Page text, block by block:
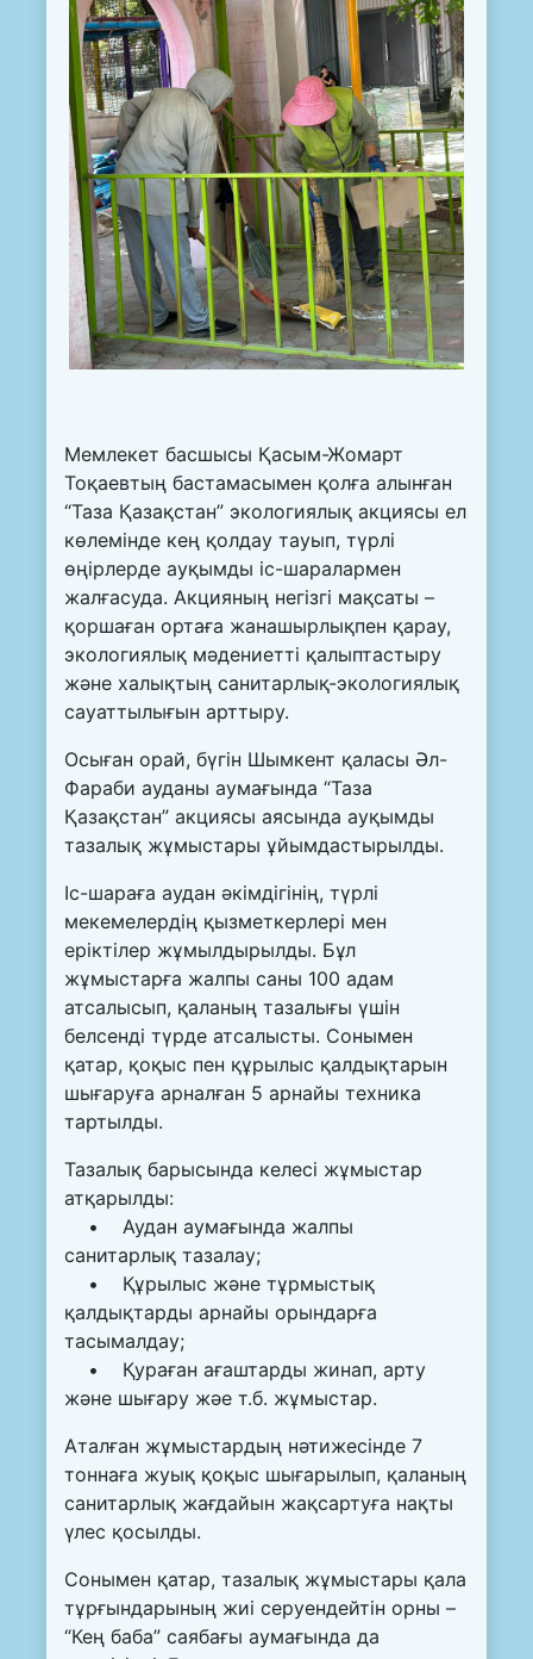
Мемлекет басшысы Қасым-Жомарт
Тоқаевтың бастамасымен қолға алынған
“Таза Қазақстан” экологиялық акциясы ел
көлемінде кең қолдау тауып, түрлі
өңірлерде ауқымды іс-шаралармен
жалғасуда. Акцияның негізгі мақсаты –
қоршаған ортаға жанашырлықпен қарау,
экологиялық мәдениетті қалыптастыру
және халықтың санитарлық-экологиялық
сауаттылығын арттыру.
Осыған орай, бүгін Шымкент қаласы Әл-
Фараби ауданы аумағында “Таза
Қазақстан” акциясы аясында ауқымды
тазалық жұмыстары ұйымдастырылды.
Іс-шараға аудан әкімдігінің, түрлі
мекемелердің қызметкерлері мен
еріктілер жұмылдырылды. Бұл
жұмыстарға жалпы саны 100 адам
атсалысып, қаланың тазалығы үшін
белсенді түрде атсалысты. Сонымен
қатар, қоқыс пен құрылыс қалдықтарын
шығаруға арналған 5 арнайы техника
тартылды.
Тазалық барысында келесі жұмыстар
атқарылды:
• Аудан аумағында жалпы
санитарлық тазалау;
• Құрылыс және тұрмыстық
қалдықтарды арнайы орындарға
тасымалдау;
• Қураған ағаштарды жинап, арту
және шығару жәе т.б. жұмыстар.
Аталған жұмыстардың нәтижесінде 7
тоннаға жуық қоқыс шығарылып, қаланың
санитарлық жағдайын жақсартуға нақты
үлес қосылды.
Сонымен қатар, тазалық жұмыстары қала
тұрғындарының жиі серуендейтін орны –
“Кең баба” саябағы аумағында да